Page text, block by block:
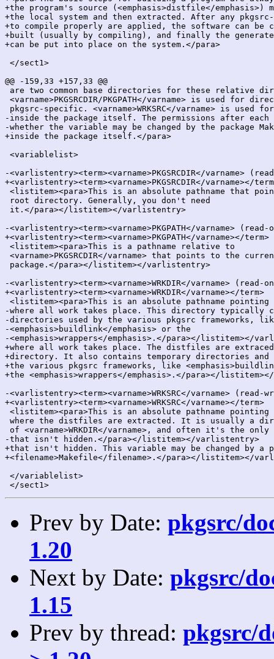
+the program's source (<emphasis>distfile</emphasis>)
+the local system and then extracted. After any
+to compile properly are applied, the software can be
+built (usually by compiling), and finally the
+can be put into place on the system.</para>
</sect1>
@@ -159,33 +157,33 @@
are two common base directories for these relative
<varname>PKGSRCDIR/PKGPATH</varname> is used for
pkgsrc-specific. <varname>WRKSRC</varname> is used
-inside the package itself. The permissions after
-whether the variable may be changed by the package
+inside the package itself.</para>
<variablelist>
-<varlistentry><term><varname>PKGSRCDIR</varname>
+<varlistentry><term><varname>PKGSRCDIR</varname></
<listitem><para>This is an absolute pathname that
root directory. Generally, you don't need
it.</para></listitem></varlistentry>
-<varlistentry><term><varname>PKGPATH</varname>
+<varlistentry><term><varname>PKGPATH</varname></term>
<listitem><para>This is a pathname relative to
<varname>PKGSRCDIR</varname> that points to the
package.</para></listitem></varlistentry>
-<varlistentry><term><varname>WRKDIR</varname> (read-
+<varlistentry><term><varname>WRKDIR</varname></term>
<listitem><para>This is an absolute pathname
-where all work takes place. This directory typically
-directories used by the various pkgsrc frameworks,
-<emphasis>buildlink</emphasis> or the
-<emphasis>wrappers</emphasis>.</para></listitem></
+where all work takes place. The distfiles are
+directory. It also contains temporary directories
+the various pkgsrc frameworks, like
+the <emphasis>wrappers</emphasis>.</para></
-<varlistentry><term><varname>WRKSRC</varname> (read-
+<varlistentry><term><varname>WRKSRC</varname></term>
<listitem><para>This is an absolute pathname
where the distfiles are extracted. It is usually a
of <varname>WRKDIR</varname>, and often it's the
-that isn't hidden.</para></listitem></varlistentry>
+that isn't hidden. This variable may be changed by a
+<filename>Makefile</filename>.</para></listitem></
</variablelist>
Prev by Date: pkgsrc/
1.20
Next by Date: pkgsrc/
1.15
Prev by thread: pkgsrc/